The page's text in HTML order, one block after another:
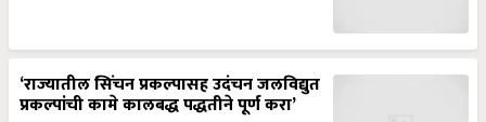
‘राज्यातील सिंचन प्रकल्पासह उदंचन जलविद्युत
प्रकल्पांची कामे कालबद्ध पद्धतीने पूर्ण करा’